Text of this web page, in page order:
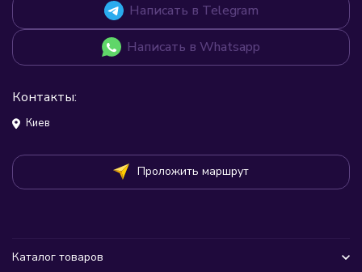
Написать в Telegram
Написать в Whatsapp
Контакты:
Киев
Проложить маршрут
Каталог товаров